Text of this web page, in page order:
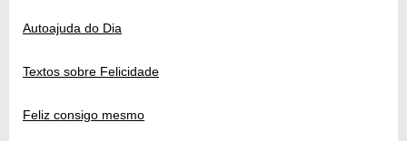
Autoajuda do Dia
Textos sobre Felicidade
Feliz consigo mesmo